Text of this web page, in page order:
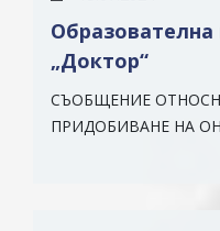
Образователна
„Доктор“
СЪОБЩЕНИЕ
ПРИДОБИВАНЕ НА